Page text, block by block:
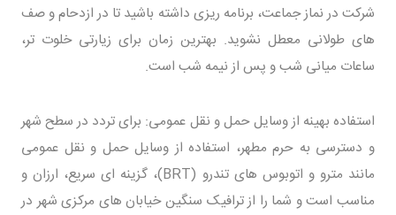
شرکت در نماز جماعت، برنامه ریزی داشته باشید تا در ازدحام و صف
های طولانی معطل نشوید. بهترین زمان برای زیارتی خلوت تر،
ساعات میانی شب و پس از نیمه شب است.
استفاده بهینه از وسایل حمل و نقل عمومی: برای تردد در سطح شهر
و دسترسی به حرم مطهر، استفاده از وسایل حمل و نقل عمومی
مانند مترو و اتوبوس های تندرو (BRT)، گزینه ای سریع، ارزان و
مناسب است و شما را از ترافیک سنگین خیابان های مرکزی شهر در